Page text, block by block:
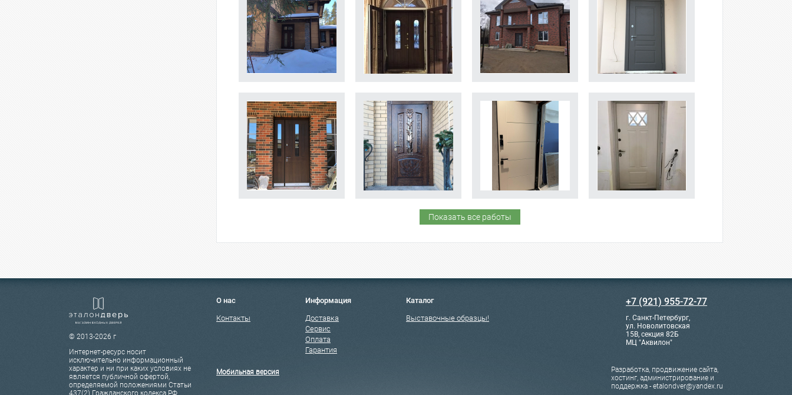
Показать все работы
© 2013-2026 г
Интернет-ресурс носит
исключительно информационный
характер и ни при каких условиях не
является публичной офертой,
определяемой положениями Статьи
437(2) Гражданского кодекса РФ.
О нас
Контакты
Информация
Доставка
Сервис
Оплата
Гарантия
Каталог
Выставочные образцы!
Мобильная версия
+7 (921) 955-72-77
г. Санкт-Петербург,
ул. Новолитовская
15В, секция 82Б
МЦ "Аквилон"
Разработка, продвижение сайта,
хостинг, администрирование и
поддержка - etalondver@yandex.ru